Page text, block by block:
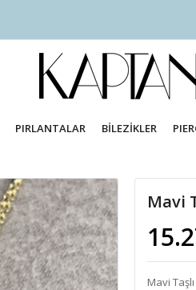
PIRLANTALAR BİLEZİKLER
Mavi
Mavi